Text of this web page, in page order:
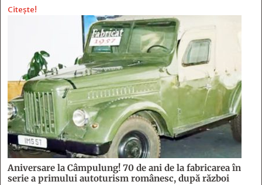
Citește!
Aniversare la Câmpulung! 70 de ani de la fabricarea în
serie a primului autoturism românesc, după război